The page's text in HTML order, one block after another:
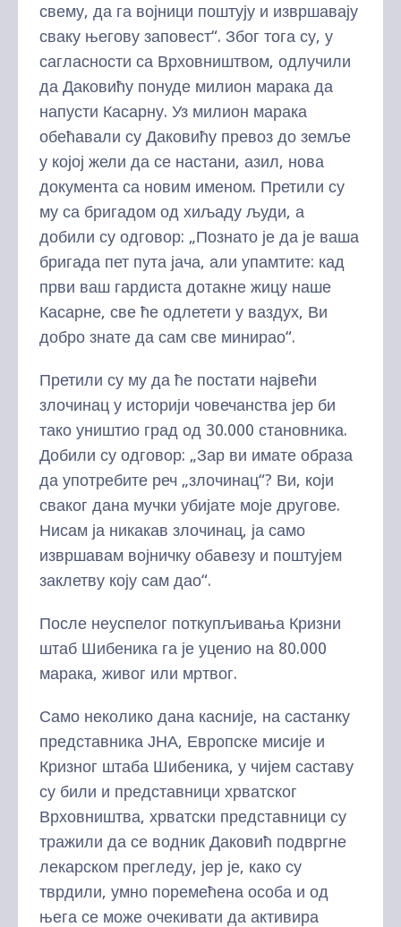
свему, да га војници поштују и извршавају
сваку његову заповест“. Због тога су, у
сагласности са Врховништвом, одлучили
да Даковићу понуде милион марака да
напусти Касарну. Уз милион марака
обећавали су Даковићу превоз до земље
у којој жели да се настани, азил, нова
документа са новим именом. Претили су
му са бригадом од хиљаду људи, а
добили су одговор: „Познато је да је ваша
бригада пет пута јача, али упамтите: кад
први ваш гардиста дотакне жицу наше
Касарне, све ће одлетети у ваздух, Ви
добро знате да сам све минирао“.
Претили су му да ће постати највећи
злочинац у историји човечанства јер би
тако уништио град од 30.000 становника.
Добили су одговор: „Зар ви имате образа
да употребите реч „злочинац“? Ви, који
сваког дана мучки убијате моје другове.
Нисам ја никакав злочинац, ја само
извршавам војничку обавезу и поштујем
заклетву коју сам дао“.
После неуспелог поткупљивања Кризни
штаб Шибеника га је уценио на 80.000
марака, живог или мртвог.
Само неколико дана касније, на састанку
представника ЈНА, Европске мисије и
Кризног штаба Шибеника, у чијем саставу
су били и представници хрватског
Врховништва, хрватски представници су
тражили да се водник Даковић подвргне
лекарском прегледу, јер је, како су
тврдили, умно поремећена особа и од
њега се може очекивати да активира